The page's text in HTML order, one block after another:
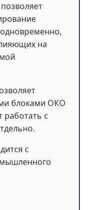
на
блоками ОКО
работать с
с